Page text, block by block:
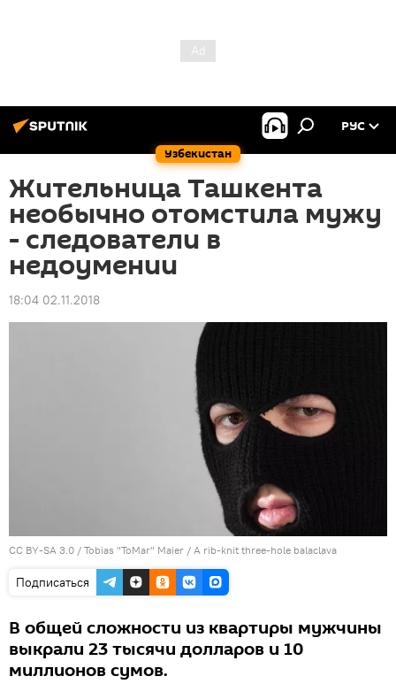
Узбекистан
РУС
Жительница Ташкента
необычно отомстила мужу
- следователи в
недоумении
18:04 02.11.2018
CC BY-SA 3.0 / Tobias "ToMar" Maier / A rib-knit three-hole balaclava
Подписаться
В общей сложности из квартиры мужчины
выкрали 23 тысячи долларов и 10
миллионов сумов.